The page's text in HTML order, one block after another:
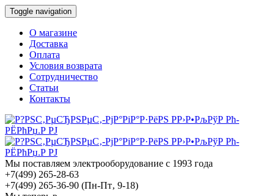
Toggle navigation
О магазине
Доставка
Оплата
Условия возврата
Сотрудничество
Статьи
Контакты
Мы поставляем электрооборудование с 1993 года
+7(499) 265-28-63
+7(499) 265-36-90 (Пн-Пт‚ 9-18)